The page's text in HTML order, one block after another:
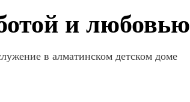
и любовью
в алматинском детском доме